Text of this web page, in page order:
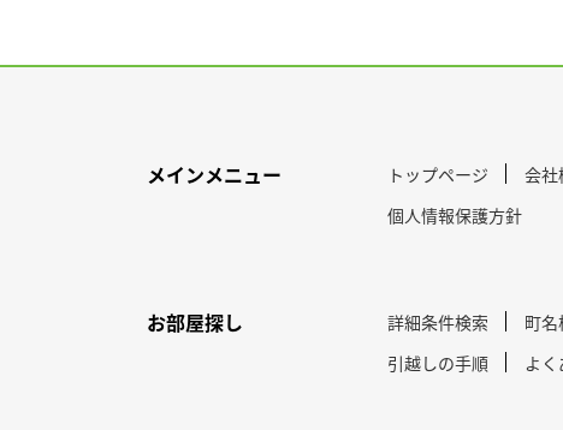
メインメニュー トップページ 会社
個人情報保護方針
お部屋探し 詳細条件検索 町名
引越しの手順
よ